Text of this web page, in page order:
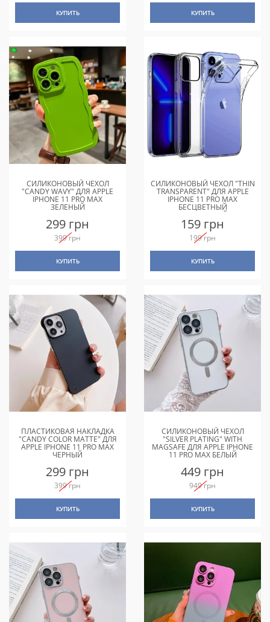
КУПИТЬ КУПИТЬ
СИЛИКОНОВЫЙ ЧЕХОЛ
"CANDY WAVY" ДЛЯ APPLE
IPHONE 11 PRO MAX
ЗЕЛЕНЫЙ
299 грн
399 грн
КУПИТЬ
СИЛИКОНОВЫЙ ЧЕХОЛ "THIN
TRANSPARENT" ДЛЯ APPLE
IPHONE 11 PRO MAX
БЕСЦВЕТНЫЙ
(ПРОЗРАЧНЫЙ)
159 грн
199 грн
КУПИТЬ
ПЛАСТИКОВАЯ НАКЛАДКА
"CANDY COLOR MATTE" ДЛЯ
APPLE IPHONE 11 PRO MAX
ЧЕРНЫЙ
299 грн
399 грн
КУПИТЬ
СИЛИКОНОВЫЙ ЧЕХОЛ
"SILVER PLATING" WITH
MAGSAFE ДЛЯ APPLE IPHONE
11 PRO MAX БЕЛЫЙ
449 грн
949 грн
КУПИТЬ